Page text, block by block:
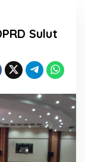
Sulut